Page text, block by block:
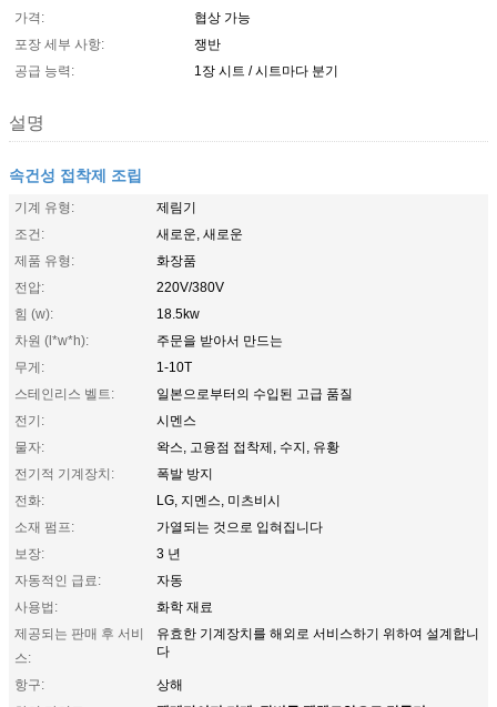
가격:
협상 가능
포장 세부 사항:
쟁반
공급 능력:
1장 시트 / 시트마다 분기
설명
속건성 접착제 조립
기계 유형:
제림기
조건:
새로운, 새로운
제품 유형:
화장품
전압:
220V/380V
힘 (w):
18.5kw
차원 (l*w*h):
주문을 받아서 만드는
무게:
1-10T
스테인리스 벨트:
일본으로부터의 수입된 고급 품질
전기:
시멘스
물자:
왁스, 고융점 접착제, 수지, 유황
전기적 기계장치:
폭발 방지
전화:
LG, 지멘스, 미츠비시
소재 펌프:
가열되는 것으로 입혀집니다
보장:
3 년
자동적인 급료:
자동
사용법:
화학 재료
제공되는 판매 후 서비
스:
유효한 기계장치를 해외로 서비스하기 위하여 설계합니
다
항구:
상해